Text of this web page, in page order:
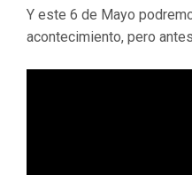
Y este 6 de Mayo
acontecimiento, pero